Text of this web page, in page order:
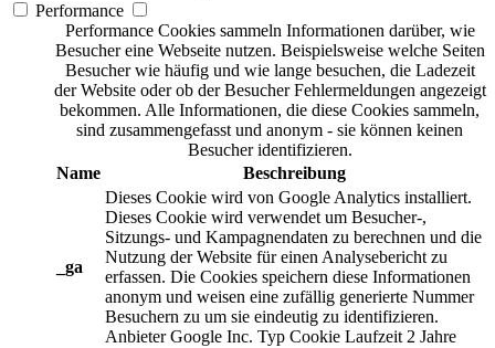
Performance
Performance Cookies sammeln Informationen darüber, wie
Besucher eine Webseite nutzen. Beispielsweise welche Seiten
Besucher wie häufig und wie lange besuchen, die Ladezeit
der Website oder ob der Besucher Fehlermeldungen angezeigt
bekommen. Alle Informationen, die diese Cookies sammeln,
sind zusammengefasst und anonym - sie können keinen
Besucher identifizieren.
Name
Beschreibung
_ga
Dieses Cookie wird von Google Analytics installiert.
Dieses Cookie wird verwendet um Besucher-,
Sitzungs- und Kampagnendaten zu berechnen und die
Nutzung der Website für einen Analysebericht zu
erfassen. Die Cookies speichern diese Informationen
anonym und weisen eine zufällig generierte Nummer
Besuchern zu um sie eindeutig zu identifizieren.
Anbieter Google Inc. Typ Cookie Laufzeit 2 Jahre